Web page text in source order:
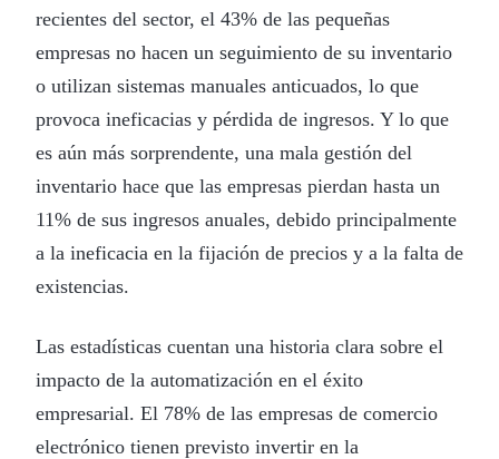
recientes del sector, el 43% de las pequeñas
empresas no hacen un seguimiento de su inventario
o utilizan sistemas manuales anticuados, lo que
provoca ineficacias y pérdida de ingresos. Y lo que
es aún más sorprendente, una mala gestión del
inventario hace que las empresas pierdan hasta un
11% de sus ingresos anuales, debido principalmente
a la ineficacia en la fijación de precios y a la falta de
existencias.
Las estadísticas cuentan una historia clara sobre el
impacto de la automatización en el éxito
empresarial. El 78% de las empresas de comercio
electrónico tienen previsto invertir en la